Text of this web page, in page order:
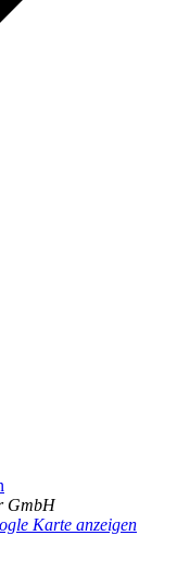
GmbH
Karte anzeigen